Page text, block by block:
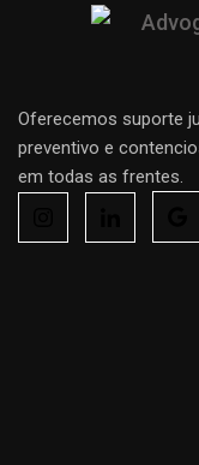
Oferecemos suporte
preventivo e
em todas as frentes.